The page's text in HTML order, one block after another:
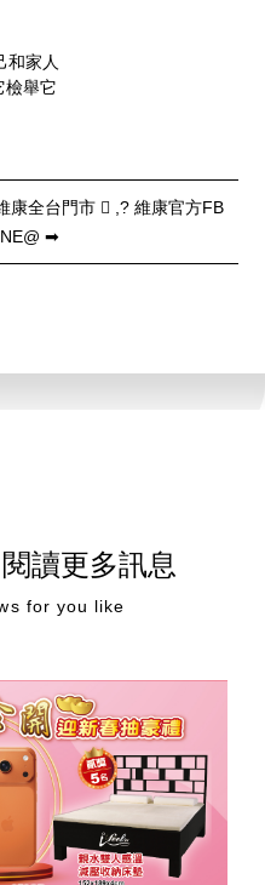
和家人
檢舉它
康全台門市 ➡ ? 維康官方FB
➡
閱讀更多訊息
for you like